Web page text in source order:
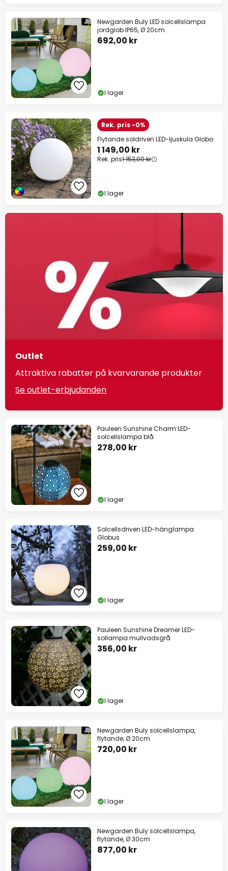
Newgarden Buly LED solcellslampa
jordglob IP65, Ø 20cm
692,00 kr
I lager
Rek. pris -0%
Flytande soldriven LED-ljuskula Globo
1 149,00 kr
Rek. pris1 153,00 kr
I lager
Outlet
Attraktiva rabatter på kvarvarande produkter
Se outlet-erbjudanden
Pauleen Sunshine Charm LED-
solcellslampa blå
278,00 kr
I lager
Solcellsdriven LED-hänglampa
Globus
259,00 kr
I lager
Pauleen Sunshine Dreamer LED-
sollampa mullvadsgrå
356,00 kr
I lager
Newgarden Buly solcellslampa,
flytande, Ø 20cm
720,00 kr
I lager
Newgarden Buly solcellslampa,
flytande, Ø 30cm
877,00 kr